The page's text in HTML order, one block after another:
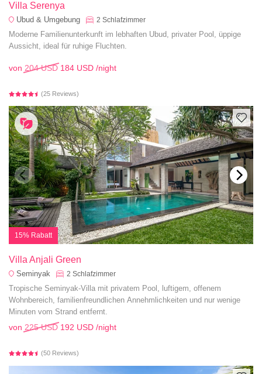
Villa Serenya
Ubud & Umgebung 2 Schlafzimmer
Moderne Familienunterkunft im lebhaften Ubud, privater Pool, üppige
Aussicht, ideal für ruhige Fluchten.
von 204 USD 184 USD /night
(25 Reviews)
15% Rabatt
Villa Anjali Green
Seminyak 2 Schlafzimmer
Tropische Seminyak-Villa mit privatem Pool, luftigem, offenem
Wohnbereich, familienfreundlichen Annehmlichkeiten und nur wenige
Minuten vom Strand entfernt.
von 225 USD 192 USD /night
(50 Reviews)